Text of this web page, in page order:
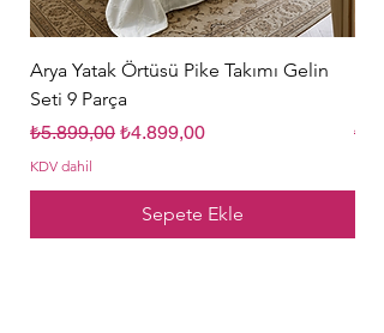
Arya Yatak Örtüsü Pike Takımı Gelin
Seti 9 Parça
Normal Fiyat
₺5.899,00 İndirimli Fiyat
₺4.899,00
KDV dahil
Sepete Ekle